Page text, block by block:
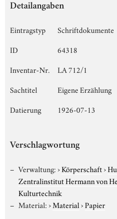
Detailangaben
Eintragstyp
Schriftdokumente
ID
64318
Inventar-Nr.
LA 712/1
Sachtitel
Eigene Erzählung
Datierung
1926-07-13
Verschlagwortung
Verwaltung:›Körperschaft›
Zentralinstitut Hermann von
Kulturtechnik
Material:›Material›Papier